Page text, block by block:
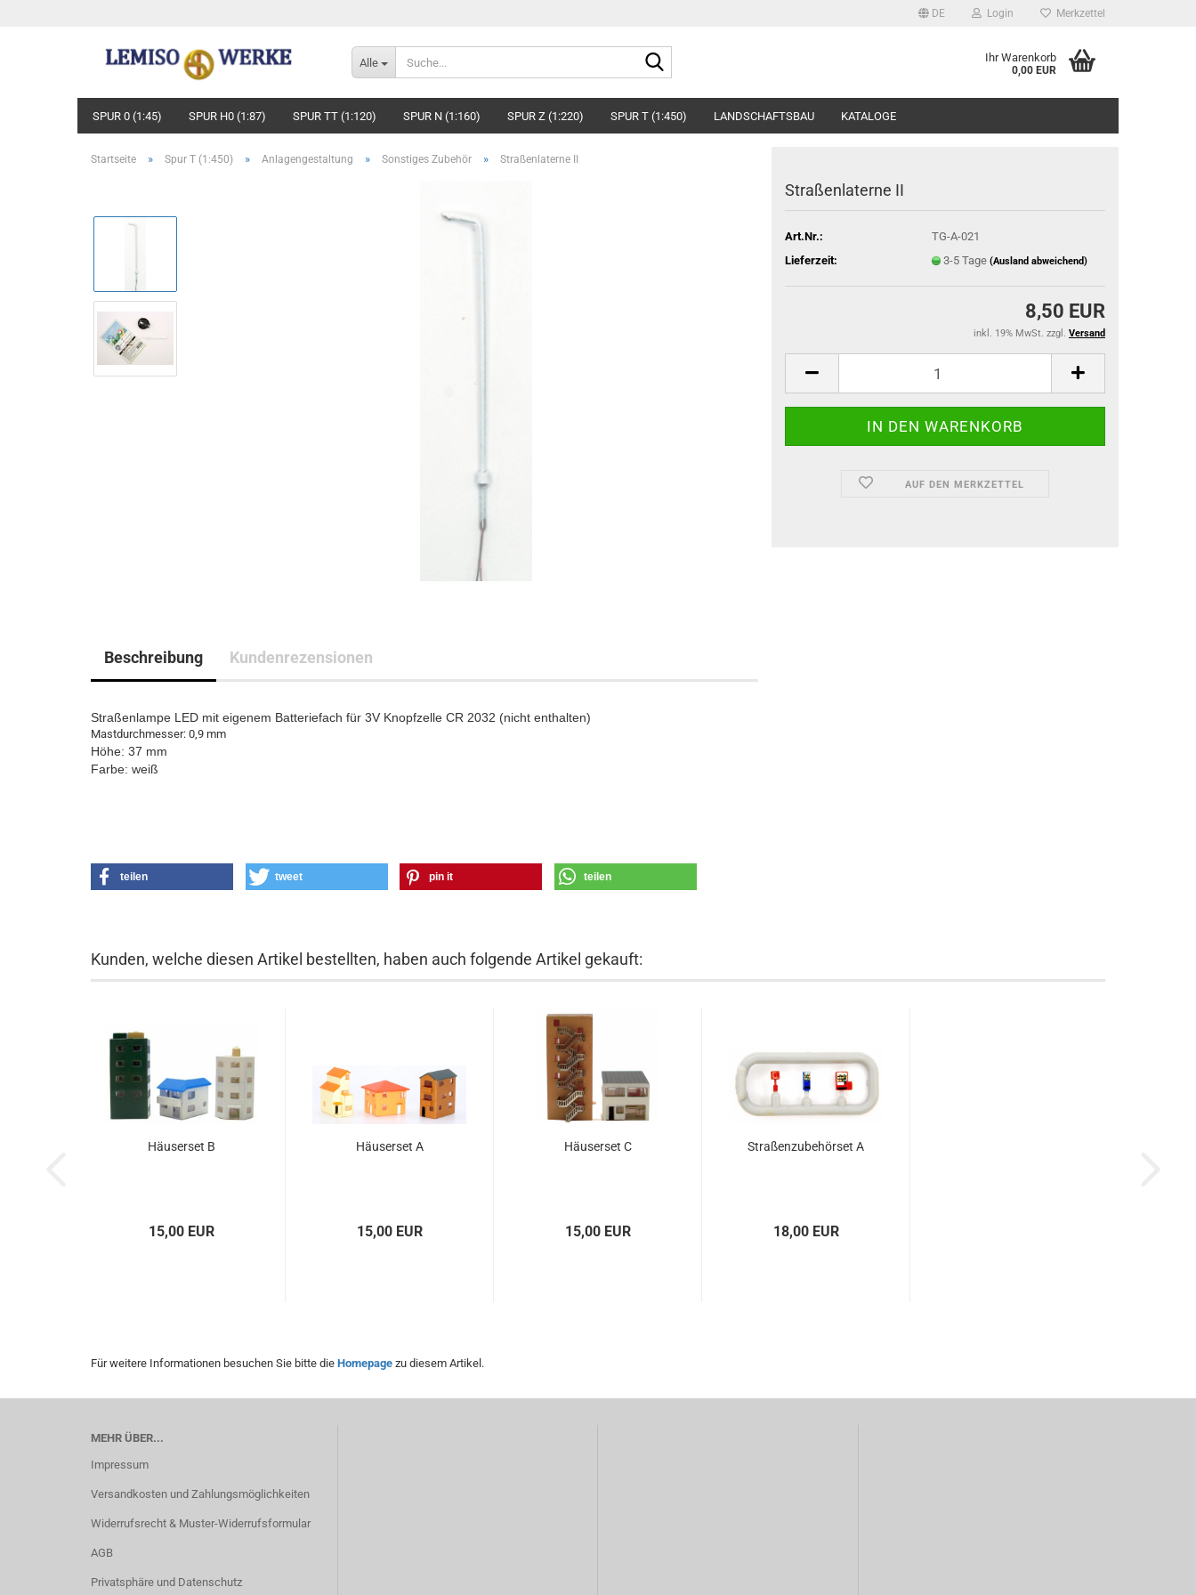
DE Login Merkzettel
Alle Ihr Warenkorb
0,00 EUR
SPUR 0 (1:45) SPUR H0 (1:87) SPUR TT (1:120) SPUR N (1:160) SPUR Z (1:220) SPUR T (1:450) LANDSCHAFTSBAU KATALOGE
Startseite » Spur T (1:450) » Anlagengestaltung » Sonstiges Zubehör » Straßenlaterne II
Straßenlaterne II
Art.Nr.:
TG-A-021
Lieferzeit:
3-5 Tage (Ausland abweichend)
8,50 EUR
inkl. 19% MwSt. zzgl. Versand
AUF DEN MERKZETTEL
Beschreibung Kundenrezensionen
Straßenlampe LED mit eigenem Batteriefach für 3V Knopfzelle CR 2032 (nicht enthalten)
Mastdurchmesser: 0,9 mm
Höhe: 37 mm
Farbe: weiß
teilen tweet pin it teilen
Kunden, welche diesen Artikel bestellten, haben auch folgende Artikel gekauft:
Häuserset B
15,00 EUR
Häuserset A
15,00 EUR
Häuserset C
15,00 EUR
Straßenzubehörset A
18,00 EUR
Für weitere Informationen besuchen Sie bitte die Homepage zu diesem Artikel.
MEHR ÜBER...
Impressum
Versandkosten und Zahlungsmöglichkeiten
Widerrufsrecht & Muster-Widerrufsformular
AGB
Privatsphäre und Datenschutz